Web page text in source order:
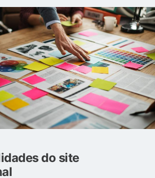
do site